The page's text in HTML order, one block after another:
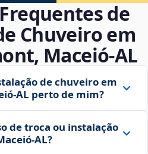
de
Chuveiro em
Maceió‑AL
de chuveiro em
perto de mim?
de troca ou instalação